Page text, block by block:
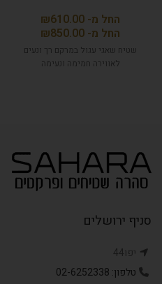
₪
₪
שטיח שאגי עגול במרקם רך ונעים
לאווירה חמימה ונעימה
סניף ירושלים
יפו44
טלפון: 02-6252338